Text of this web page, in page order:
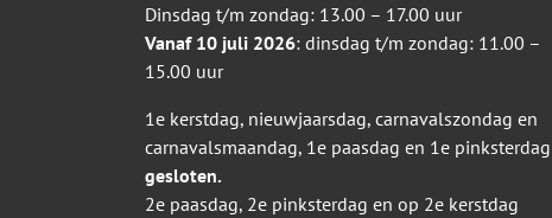
Dinsdag t/m zondag: 13.00 – 17.00 uur
Vanaf 10 juli 2026: dinsdag t/m zondag: 11.00 –
15.00 uur
1e kerstdag, nieuwjaarsdag, carnavalszondag en
carnavalsmaandag, 1e paasdag en 1e pinksterdag
gesloten.
2e paasdag, 2e pinksterdag en op 2e kerstdag